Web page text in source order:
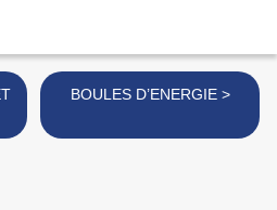
BOULES D’ENERGIE >